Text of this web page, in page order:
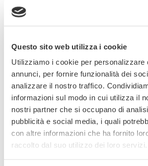
Questo sito web utilizza i cookie
Utilizziamo i cookie per personalizzare
annunci, per fornire funzionalità dei
analizzare il nostro traffico.
informazioni sul modo in cui utilizza il
nostri partner che si occupano di
pubblicità e social media, i quali
con altre informazioni che ha fornito
raccolto dal suo utilizzo dei loro servizi.
Gioco dotato di molla, sulla
topolino di peluche con codina